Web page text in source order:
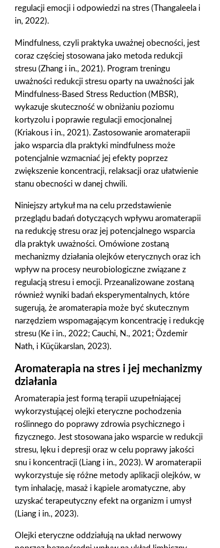
regulacji emocji i odpowiedzi na stres (Thangaleela i
in, 2022).
Mindfulness, czyli praktyka uważnej obecności, jest
coraz częściej stosowana jako metoda redukcji
stresu (Zhang i in., 2021). Program treningu
uważności redukcji stresu oparty na uważności jak
Mindfulness-Based Stress Reduction (MBSR),
wykazuje skuteczność w obniżaniu poziomu
kortyzolu i poprawie regulacji emocjonalnej
(Kriakous i in., 2021). Zastosowanie aromaterapii
jako wsparcia dla praktyki mindfulness może
potencjalnie wzmacniać jej efekty poprzez
zwiększenie koncentracji, relaksacji oraz ułatwienie
stanu obecności w danej chwili.
Niniejszy artykuł ma na celu przedstawienie
przeglądu badań dotyczących wpływu aromaterapii
na redukcję stresu oraz jej potencjalnego wsparcia
dla praktyk uważności. Omówione zostaną
mechanizmy działania olejków eterycznych oraz ich
wpływ na procesy neurobiologiczne związane z
regulacją stresu i emocji. Przeanalizowane zostaną
również wyniki badań eksperymentalnych, które
sugerują, że aromaterapia może być skutecznym
narzędziem wspomagającym koncentrację i redukcję
stresu (Ke i in., 2022; Cauchi, N., 2021; Özdemir
Nath, i Küçükarslan, 2023).
Aromaterapia na stres i jej mechanizmy
działania
Aromaterapia jest formą terapii uzupełniającej
wykorzystującej olejki eteryczne pochodzenia
roślinnego do poprawy zdrowia psychicznego i
fizycznego. Jest stosowana jako wsparcie w redukcji
stresu, lęku i depresji oraz w celu poprawy jakości
snu i koncentracji (Liang i in., 2023). W aromaterapii
wykorzystuje się różne metody aplikacji olejków, w
tym inhalację, masaż i kąpiele aromatyczne, aby
uzyskać terapeutyczny efekt na organizm i umysł
(Liang i in., 2023).
Olejki eteryczne oddziałują na układ nerwowy